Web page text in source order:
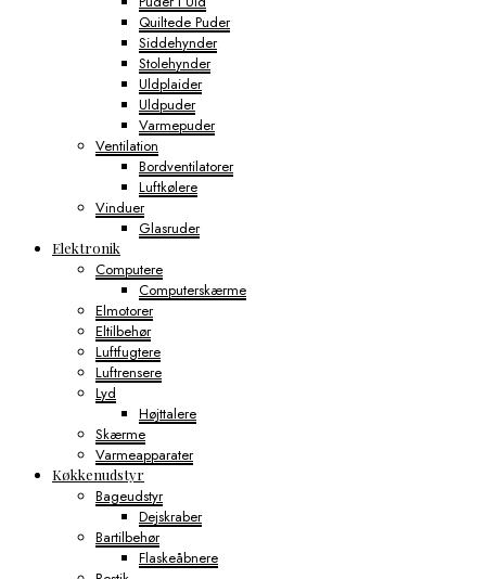
Quiltede Puder
Siddehynder
Stolehynder
Uldplaider
Uldpuder
Varmepuder
Ventilation
Bordventilatorer
Luftkølere
Vinduer
Glasruder
Elektronik
Computere
Computerskærme
Elmotorer
Eltilbehør
Luftfugtere
Luftrensere
Lyd
Højttalere
Skærme
Varmeapparater
Køkkenudstyr
Bageudstyr
Dejskraber
Bartilbehør
Flaskeåbnere